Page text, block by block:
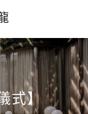
式】